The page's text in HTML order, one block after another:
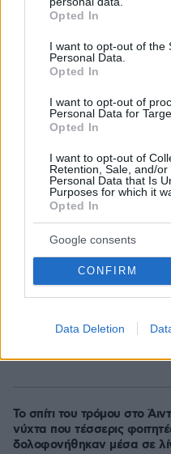
grant or deny consent to
use your data for below
consent section.
Opted In
I want to opt-out of the
Personal Data.
Opted In
I want to opt-out of
Personal Data for
Opted In
I want to opt-out of
Retention, Sale, and/
Personal Data that Is
Purposes for which it
Opted In
Google consents
CONFIRM
Data Deletion
Ελικόπτερο
κάνουν μπάνιο οι
09.08.2026, 11:17
Οι τελευταίες μέρες της
TikToker που διαγνώστηκε
υποβοηθούμενη αυτοκτονία
Το σπίτι του τρόμου στο
νύχτα που τέσσερις
δολοφονήθηκαν μέσα σε